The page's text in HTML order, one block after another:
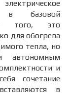
в базовой
того, это
для обогрева
тепла, но
автономным
и
сочетание
в